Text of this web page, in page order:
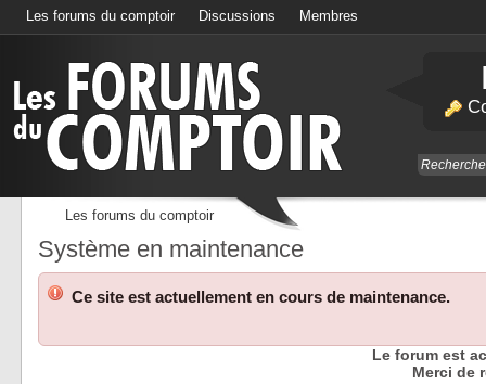
Les forums du comptoir Discussions Membres
Les forums du comptoir
Système en maintenance
Ce site est actuellement en cours de maintenance.
Le forum est
Merci de